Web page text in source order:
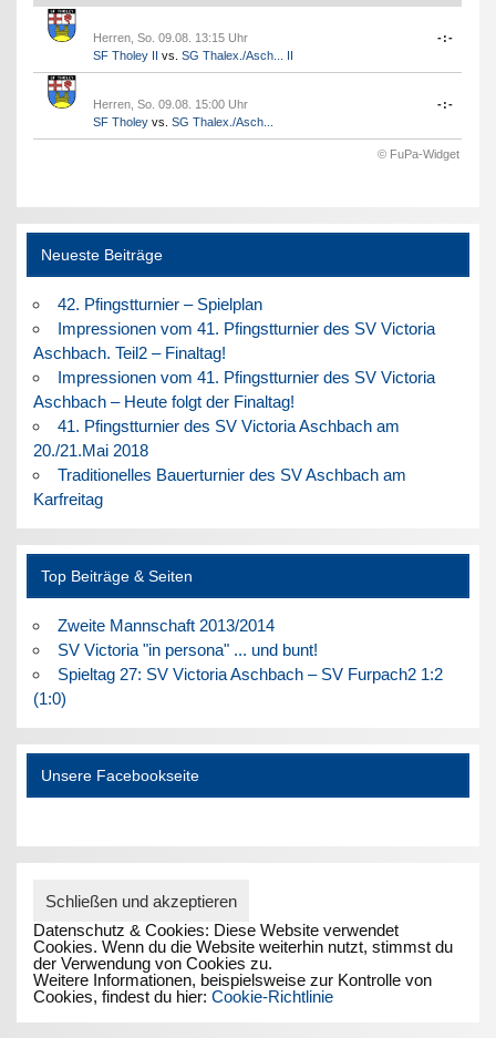
Herren, So. 09.08. 13:15 Uhr
SF Tholey II vs.SG Thalex./Asch... II
-:-
Herren, So. 09.08. 15:00 Uhr
SF Tholey vs.SG Thalex./Asch...
-:-
© FuPa-Widget
Neueste Beiträge
42. Pfingstturnier – Spielplan
Impressionen vom 41. Pfingstturnier des SV Victoria
Aschbach. Teil2 – Finaltag!
Impressionen vom 41. Pfingstturnier des SV Victoria
Aschbach – Heute folgt der Finaltag!
41. Pfingstturnier des SV Victoria Aschbach am
20./21.Mai 2018
Traditionelles Bauerturnier des SV Aschbach am
Karfreitag
Top Beiträge & Seiten
Zweite Mannschaft 2013/2014
SV Victoria "in persona" ... und bunt!
Spieltag 27: SV Victoria Aschbach – SV Furpach2 1:2
(1:0)
Unsere Facebookseite
Datenschutz & Cookies: Diese Website verwendet
Cookies. Wenn du die Website weiterhin nutzt, stimmst du
der Verwendung von Cookies zu.
Weitere Informationen, beispielsweise zur Kontrolle von
Cookies, findest du hier:Cookie-Richtlinie